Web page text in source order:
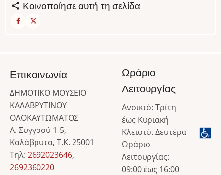
Κοινοποίησε αυτή τη σελίδα
Επικοινωνία
ΔΗΜΟΤΙΚΟ ΜΟΥΣΕΙΟ
ΚΑΛΑΒΡΥΤΙΝΟΥ
ΟΛΟΚΑΥΤΩΜΑΤΟΣ
Α. Συγγρού 1-5,
Καλάβρυτα, Τ.Κ. 25001
Τηλ: 2692023646,
2692360220
Ωράριο
Λειτουργίας
Ανοικτό: Τρίτη
έως Κυριακή
Κλειστό: Δευτέρα
Ωράριο
Λειτουργίας:
09:00 έως 16:00